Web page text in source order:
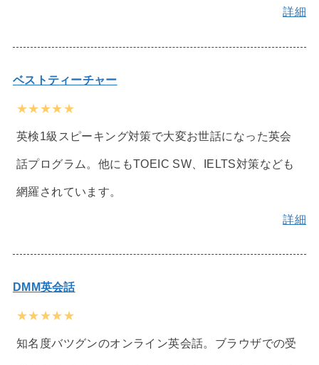
詳細
ベストティーチャー
★★★★★
英検1級スピーキング対策で大変お世話になった英会
話プログラム。他にもTOEIC SW、IELTS対策なども
網羅されています。
詳細
DMM英会話
★★★★★
知名度バツグンのオンライン英会話。ブラウザでの受